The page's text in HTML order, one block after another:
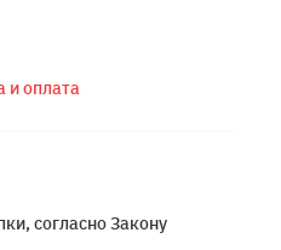
и оплата
согласно Закону